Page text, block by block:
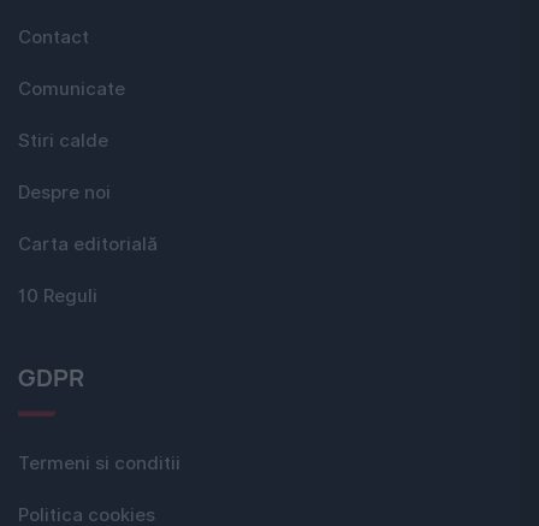
Contact
Comunicate
Stiri calde
Despre noi
Carta editorială
10 Reguli
GDPR
Termeni si conditii
Politica cookies